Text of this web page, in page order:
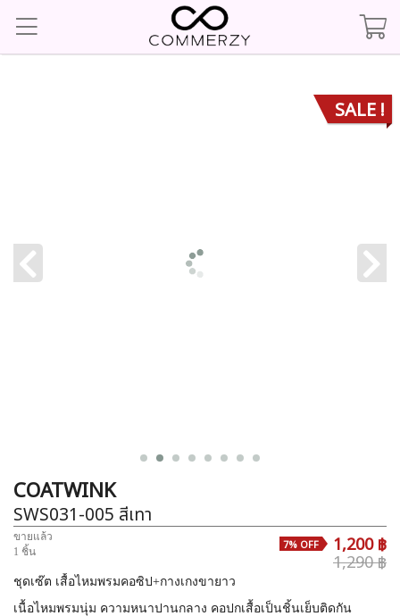
SALE !
COATWINK
SWS031-005 สีเทา
1,290 ฿
1,200 ฿
7% OFF
ขายแล้ว
1 ชิ้น
ชุดเซ๊ต เสื้อไหมพรมคอซิป+กางเกงขายาว
เนื้อไหมพรมนุ่ม ความหนาปานกลาง คอปกเสื้อเป็นชิ้นเย็บติดกัน